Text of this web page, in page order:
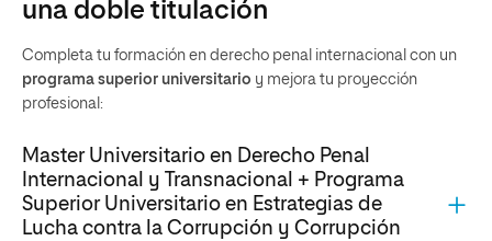
una doble titulación
Completa tu formación en derecho penal internacional con un
programa superior universitario y mejora tu proyección
profesional:
Master Universitario en Derecho Penal
Internacional y Transnacional + Programa
Superior Universitario en Estrategias de
Lucha contra la Corrupción y Corrupción